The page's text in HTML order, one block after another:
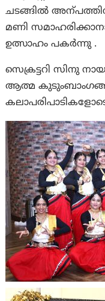
ചടങ്ങിൽ
മണി
ഉത്സാഹം പകർന്നു .
സെക്രട്ടറി സിനു
ആത്മ